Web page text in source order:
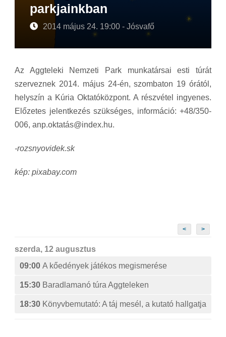
parkjainkban
2014 május 24. 19:00 - Jósvafő
Az Aggteleki Nemzeti Park munkatársai esti túrát
szerveznek 2014. május 24-én, szombaton 19 órától,
helyszín a Kúria Oktatóközpont. A részvétel ingyenes.
Előzetes jelentkezés szükséges, információ: +48/350-
006, anp.oktatás@index.hu.
-rozsnyovidek.sk
kép: pixabay.com
< >
szerda, 12 augusztus
09:00 A kőedények játékos megismerése
15:30 Baradlamanó túra Aggteleken
18:30 Könyvbemutató: A táj mesél, a kutató hallgatja